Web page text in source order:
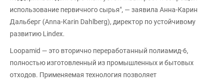
использование первичного сырья", — заявила Анна-Карин
Дальберг (Anna-Karin Dahlberg), директор по устойчивому
развитию Lindex.
Loopamid — это вторично переработанный полиамид-6,
полностью изготовленный из промышленных и бытовых
отходов. Применяемая технология позволяет